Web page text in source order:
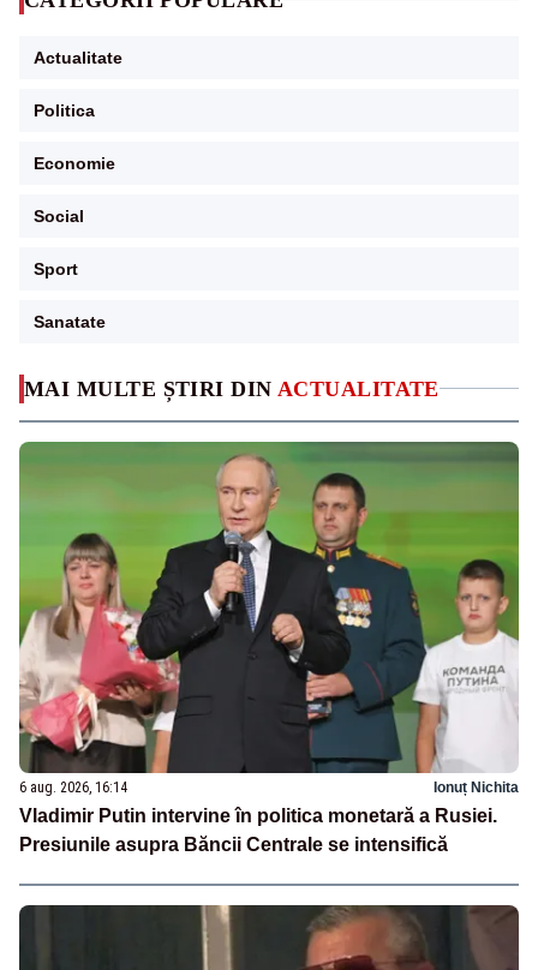
MAI MULTE ȘTIRI DIN ACTUALITATE
6 aug. 2026, 16:14 Ionuț Nichita
Vladimir Putin intervine în politica monetară a Rusiei.
Presiunile asupra Băncii Centrale se intensifică
Actualitate
Politica
Economie
Social
Sport
Sanatate